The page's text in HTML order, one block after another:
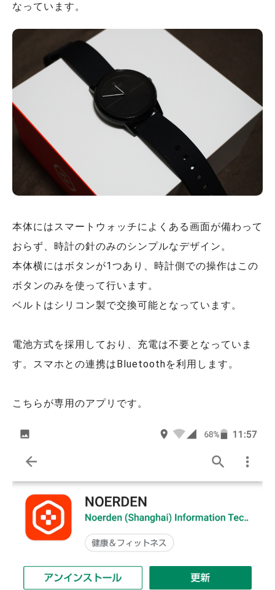
なっています。
本体にはスマートウォッチによくある画面が備わって
おらず、時計の針のみのシンプルなデザイン。
本体横にはボタンが1つあり、時計側での操作はこの
ボタンのみを使って行います。
ベルトはシリコン製で交換可能となっています。
電池方式を採用しており、充電は不要となっていま
す。スマホとの連携はBluetoothを利用します。
こちらが専用のアプリです。